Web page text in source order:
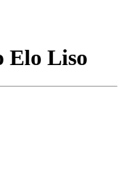
Elo Liso